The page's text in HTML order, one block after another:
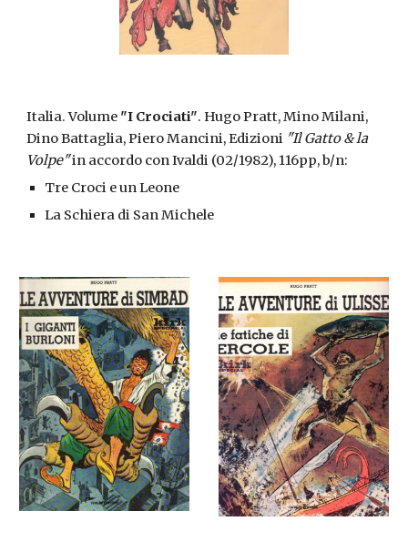
Italia. Volume "I Crociati". Hugo Pratt, Mino Milani,
Dino Battaglia, Piero Mancini, Edizioni "Il Gatto & la
Volpe"in accordo con Ivaldi (02/1982), 116pp, b/n:
Tre Croci e un Leone
La Schiera di San Michele